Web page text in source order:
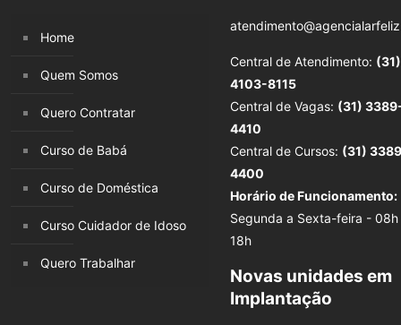
Home
Quem Somos
Quero Contratar
Curso de Babá
Curso de Doméstica
Curso Cuidador de Idoso
Quero Trabalhar
Central de Atendimento: (31)
4103-8115
Central de Vagas: (31)
4410
Central de Cursos: (31)
4400
Horário de Funcionamento:
Segunda a Sexta-feira - 08h
18h
Novas unidades em
Implantação